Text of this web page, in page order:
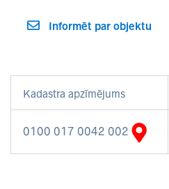
Informēt par objektu
Kadastra apzīmējums
0100 017 0042 002